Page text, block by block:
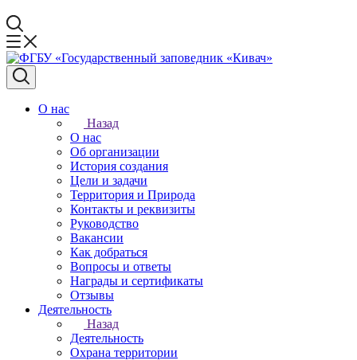
О нас
Назад
О нас
Об организации
История создания
Цели и задачи
Территория и Природа
Контакты и реквизиты
Руководство
Вакансии
Как добраться
Вопросы и ответы
Награды и сертификаты
Отзывы
Деятельность
Назад
Деятельность
Охрана территории